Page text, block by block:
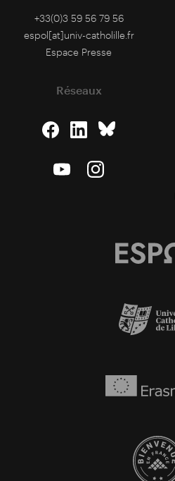
+33(0)3 59 56 79 56
espol[at]univ-catholille.fr
Espace Presse
Réseaux